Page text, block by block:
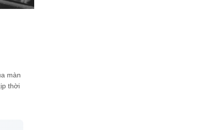
màn
thời